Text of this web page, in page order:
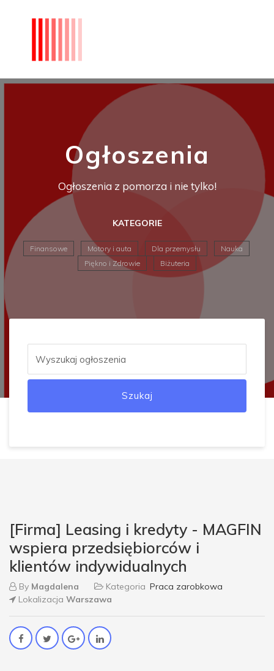
Ogłoszenia
Ogłoszenia z pomorza i nie tylko!
KATEGORIE
Finansowe Motory i auta Dla przemysłu
Nauka
Piękno i Zdrowie
Biżuteria
Szukaj
[Firma] Leasing i kredyty - MAGFIN
wspiera przedsiębiorców i
klientów indywidualnych
By Magdalena Kategoria Praca zarobkowa
Lokalizacja Warszawa